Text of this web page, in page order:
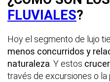
FLUVIALES?
Hoy el segmento de lujo
menos concurridos y
naturaleza . Y estos
través de excursiones o